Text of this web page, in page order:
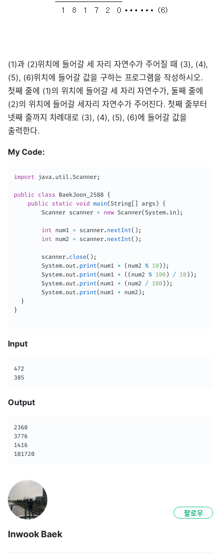
(1)과 (2)위치에 들어갈 세 자리 자연수가 주어질 때 (3), (4),
(5), (6)위치에 들어갈 값을 구하는 프로그램을 작성하시오.
첫째 줄에 (1)의 위치에 들어갈 세 자리 자연수가, 둘째 줄에
(2)의 위치에 들어갈 세자리 자연수가 주어진다. 첫째 줄부터
넷째 줄까지 차례대로 (3), (4), (5), (6)에 들어갈 값을
출력한다.
My Code:
import java . util .Scanner;
public class BaekJoon_2588 {
public
static void main(String args )
{
Scanner scanner = new Scanner(System. in ) ;
int num1 = scanner. nextInt( ) ;
int num2 = scanner. nextInt( ) ;
        scanner
. close( ) ;
System. out . print( num1 * ( num2 % 10 ) ) ;
System. out . print( num1 * ( ( num2 % 100 ) / 10 ) ) ;
System. out . print( num1 * ( num2 / 100 ) ) ;
System. out . print( num1 * num2 ) ;
}
}
Input
472
385
Output
2360
3776
1416
181720
Inwook Baek
팔로우